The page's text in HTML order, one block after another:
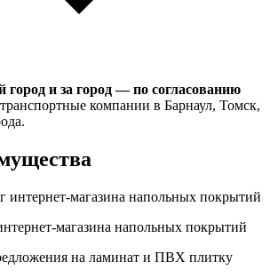
город и за город — по согласованию
компании в Барнаул, Томск,
магазина напольных покрытий